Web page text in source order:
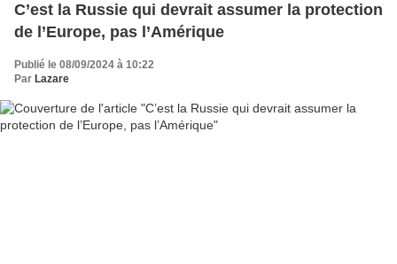
C’est la Russie qui devrait assumer la protection
de l’Europe, pas l’Amérique
Publié le 08/09/2024 à 10:22
Par Lazare